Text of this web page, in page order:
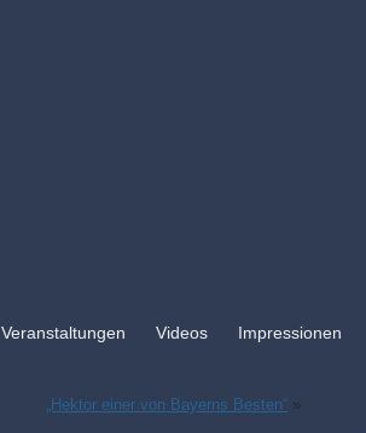
Veranstaltungen Videos Impressionen
„Hektor einer von Bayerns Besten“ »